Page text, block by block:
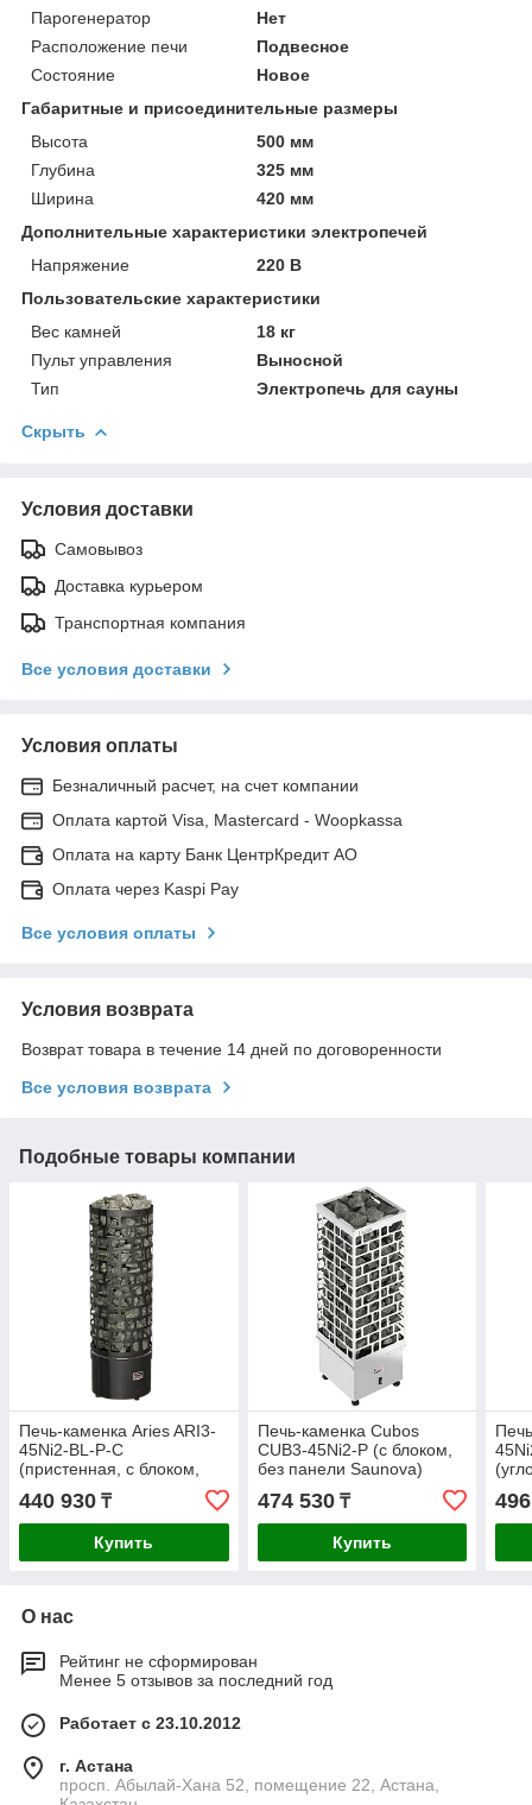
Парогенератор
Нет
Расположение печи
Подвесное
Состояние
Новое
Габаритные и присоединительные размеры
Высота
500 мм
Глубина
325 мм
Ширина
420 мм
Дополнительные характеристики электропечей
Напряжение
220 В
Пользовательские характеристики
Вес камней
18 кг
Пульт управления
Выносной
Тип
Электропечь для сауны
Скрыть
Условия доставки
Самовывоз
Доставка курьером
Транспортная компания
Все условия доставки
Условия оплаты
Безналичный расчет, на счет компании
Оплата картой Visa, Mastercard - Woopkassa
Оплата на карту Банк ЦентрКредит АО
Оплата через Kaspi Pay
Все условия оплаты
Условия возврата
Возврат товара в течение 14 дней по договоренности
Все условия возврата
Подобные товары компании
Печь-каменка Aries ARI3-
45Ni2-BL-P-C
(пристенная, с блоком,
без панели Saunova)
Sawo Черный
440 930 ₸
Купить
Печь-каменка Cubos
CUB3-45Ni2-P (с блоком,
без панели Saunova)
474 530₸
Купить
О нас
Рейтинг не сформирован
Менее 5 отзывов за последний год
Работает с 23.10.2012
г. Астана
просп. Абылай-Хана 52, помещение 22, Астана,